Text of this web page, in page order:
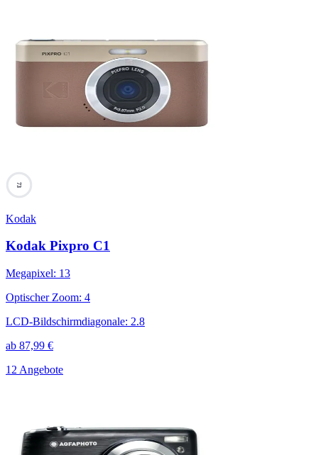
73
Kodak
Kodak Pixpro C1
Megapixel: 13
Optischer Zoom: 4
LCD-Bildschirmdiagonale: 2.8
ab 87,99 €
12 Angebote